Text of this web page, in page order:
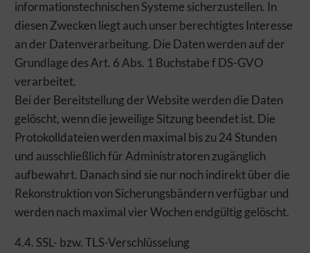
informationstechnischen Systeme sicherzustellen. In
diesen Zwecken liegt auch unser berechtigtes Interesse
an der Datenverarbeitung. Die Daten werden auf der
Grundlage des Art. 6 Abs. 1 Buchstabe f DS-GVO
verarbeitet.
Bei der Bereitstellung der Website werden die Daten
gelöscht, wenn die jeweilige Sitzung beendet ist. Die
Protokolldateien werden maximal bis zu 24 Stunden
und ausschließlich für Administratoren zugänglich
aufbewahrt. Danach sind sie nur noch indirekt über die
Rekonstruktion von Sicherungsbändern verfügbar und
werden nach maximal vier Wochen endgültig gelöscht.
4.4. SSL- bzw. TLS-Verschlüsselung